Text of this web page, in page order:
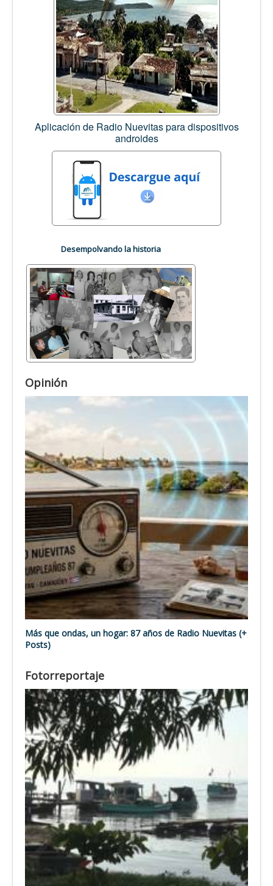
Aplicación de Radio Nuevitas para dispositivos
androides
Desempolvando la historia
Opinión
Más que ondas, un hogar: 87 años de Radio Nuevitas (+
Posts)
Fotorreportaje